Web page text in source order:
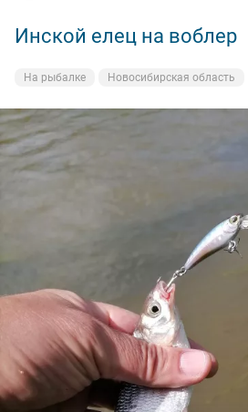
Инской елец на воблер
На рыбалке Новосибирская область